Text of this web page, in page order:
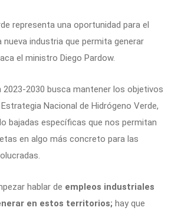
representa una oportunidad para el
nueva industria que permita generar
el ministro Diego Pardow.
2023-2030 busca mantener los objetivos
Nacional de Hidrógeno Verde,
bajadas específicas que nos permitan
en algo más concreto para las
hablar de empleos industriales
en estos territorios; hay que